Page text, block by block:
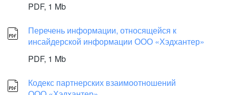
PDF, 1 Mb
Перечень информации, относящейся к
инсайдерской информации ООО «Хэдхантер»
PDF, 1 Mb
Кодекс партнерских взаимоотношений